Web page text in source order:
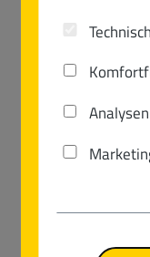
Bildergalerie überspringen
Analysen